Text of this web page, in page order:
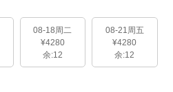
08-18周二
¥4280
余:12
08-21周五
¥4280
余:12